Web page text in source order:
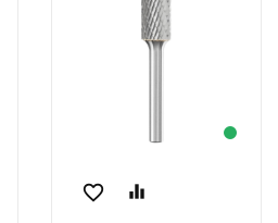
favorite_border equalizer